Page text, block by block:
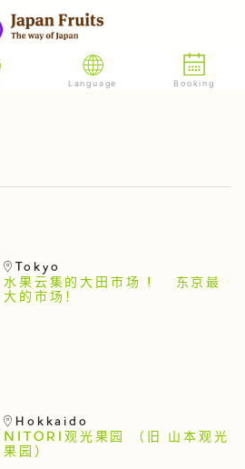
Language Booking
Tokyo
水果云集的大田市场 ! 东京最
大的市场！
Hokkaido
NITORI观光果园 （旧 山本观光
果园）